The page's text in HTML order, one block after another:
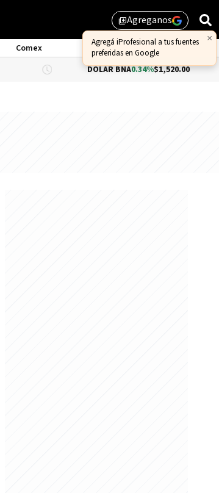
library_addAgreganos
×
Agregá iProfesional a tus fuentes
preferidas en Google
Comex
DÓLAR BNA0.34%$1,520.00